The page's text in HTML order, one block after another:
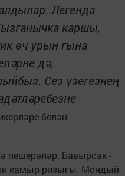
Легенда
каршы,
өч урын гына
дә,
Сез үзегезнең
белән
пешерәләр. Бавырсак -
камыр ризыгы. Мондый